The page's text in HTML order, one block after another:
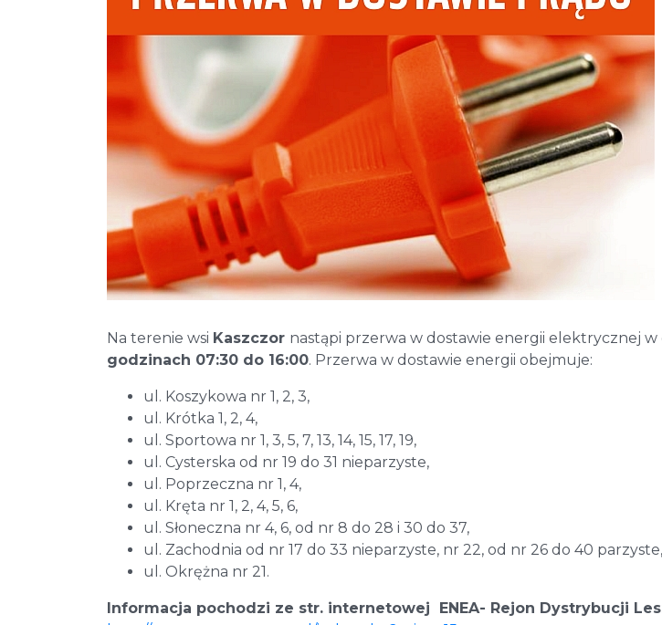
Na terenie wsi Kaszczor nastąpi przerwa w dostawie energii elektrycznej w
godzinach 07:30 do 16:00. Przerwa w dostawie energii obejmuje:
ul. Koszykowa nr 1, 2, 3,
ul. Krótka 1, 2, 4,
ul. Sportowa nr 1, 3, 5, 7, 13, 14, 15, 17, 19,
ul. Cysterska od nr 19 do 31 nieparzyste,
ul. Poprzeczna nr 1, 4,
ul. Kręta nr 1, 2, 4, 5, 6,
ul. Słoneczna nr 4, 6, od nr 8 do 28 i 30 do 37,
ul. Zachodnia od nr 17 do 33 nieparzyste, nr 22, od nr 26 do 40 parzyste,
ul. Okrężna nr 21.
Informacja pochodzi ze str. internetowej ENEA- Rejon Dystrybucji